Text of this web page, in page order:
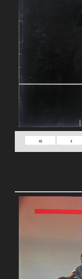
›
»